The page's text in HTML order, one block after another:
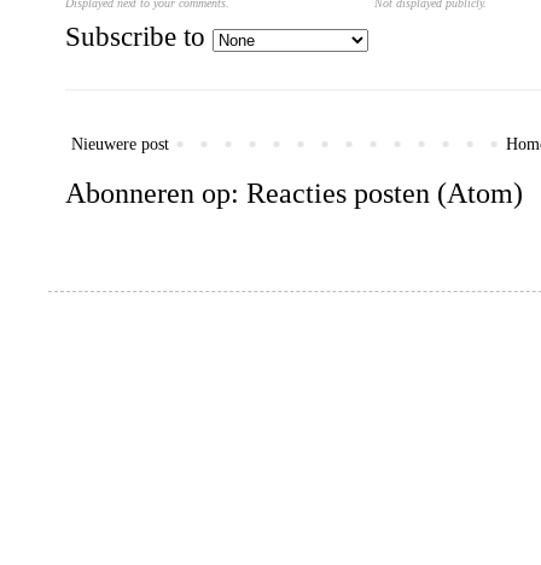
Subscribe to
Nieuwere post
Abonneren op: Reacties posten (Atom)